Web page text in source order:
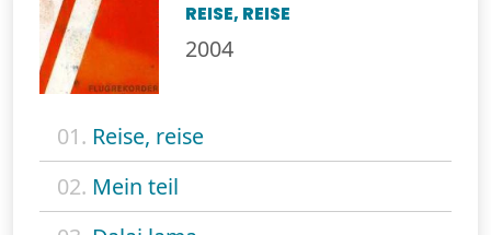
REISE, REISE
2004
01. Reise, reise
02. Mein teil